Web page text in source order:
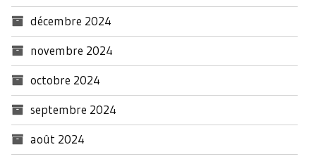
décembre 2024
novembre 2024
octobre 2024
septembre 2024
août 2024